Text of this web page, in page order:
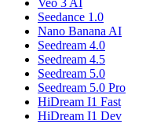
Seedance 1.0
Nano Banana AI
Seedream 4.0
Seedream 4.5
Seedream 5.0
Seedream 5.0 Pro
HiDream I1 Fast
HiDream I1 Dev